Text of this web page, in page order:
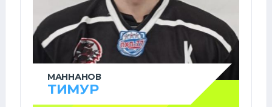
МАННАНОВ
ТИМУР